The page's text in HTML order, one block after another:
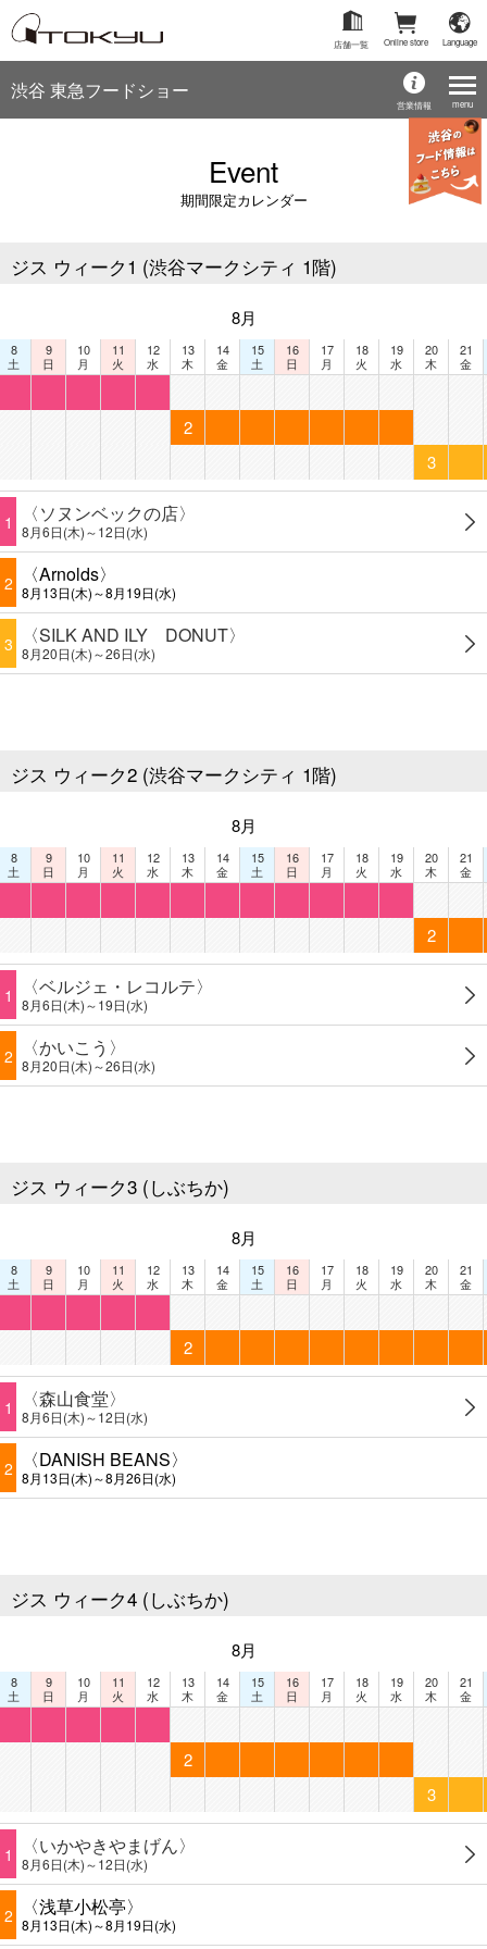
Language
Online store
店舗一覧
渋谷 東急フードショー
営業情報
Event
期間限定カレンダー
ジス ウィーク1 (渋谷マークシティ 1階)
8月
8
土
9
日
10
月
11
火
12
水
13
木
14
金
15
土
16
日
17
月
18
火
19
水
20
木
21
金
2
3
1 〈ソヌンベックの店〉
8月6日(木)～12日(水)
2 〈Arnolds〉
8月13日(木)～8月19日(水)
3 〈SILK AND ILY DONUT〉
8月20日(木)～26日(水)
ジス ウィーク2 (渋谷マークシティ 1階)
8月
8
土
9
日
10
月
11
火
12
水
13
木
14
金
15
土
16
日
17
月
18
火
19
水
20
木
21
金
2
1 〈ベルジェ・レコルテ〉
8月6日(木)～19日(水)
2 〈かいこう〉
8月20日(木)～26日(水)
ジス ウィーク3 (しぶちか)
8月
8
土
9
日
10
月
11
火
12
水
13
木
14
金
15
土
16
日
17
月
18
火
19
水
20
木
21
金
2
1 〈森山食堂〉
8月6日(木)～12日(水)
2 〈DANISH BEANS〉
8月13日(木)～8月26日(水)
ジス ウィーク4 (しぶちか)
8月
8
土
9
日
10
月
11
火
12
水
13
木
14
金
15
土
16
日
17
月
18
火
19
水
20
木
21
金
2
3
1 〈いかやきやまげん〉
8月6日(木)～12日(水)
2 〈浅草小松亭〉
8月13日(木)～8月19日(水)
menu